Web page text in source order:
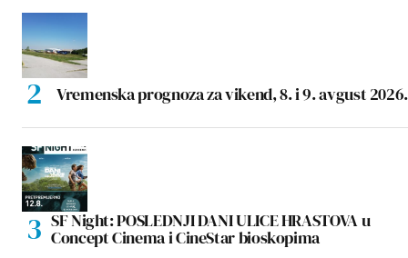
Vremenska prognoza za vikend, 8. i 9. avgust 2026.
SF Night: POSLEDNJI DANI ULICE HRASTOVA u
Concept Cinema i CineStar bioskopima